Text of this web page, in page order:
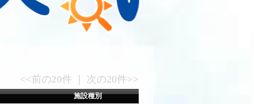
<<前の20件 ｜ 次の20件>>
施設種別